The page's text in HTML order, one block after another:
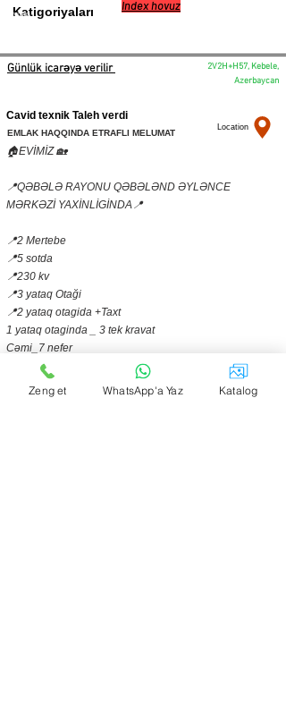
Katigoriyaları
0517776699
Index hovuz
Günlük icarəyə verilir
2V2H+H57, Kebele,
Azerbaycan
Cavid texnik Taleh verdi
EMLAK HAQQINDA ETRAFLI MELUMAT
Location
🏠EVİMİZ 🏡
📍QƏBƏLƏ RAYONU QƏBƏLƏND ƏYLƏNCE
MƏRKƏZİ YAXİNLİGİNDA📍
📍2 Mertebe
📍5 sotda
📍230 kv
📍3 yataq Otaği
📍2 yataq otagida +Taxt
1 yataq otaginda _ 3 tek kravat
Cəmi_7 nefer
📍Usaq-ucun_Beşik
Zeng et WhatsApp'a Yaz Katalog